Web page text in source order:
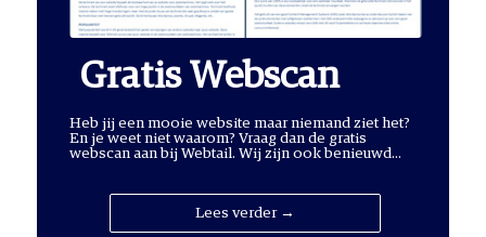
Gratis Webscan
Heb jij een mooie website maar niemand ziet het?
En je weet niet waarom? Vraag dan de gratis
webscan aan bij Webtail. Wij zijn ook benieuwd...
Lees verder →